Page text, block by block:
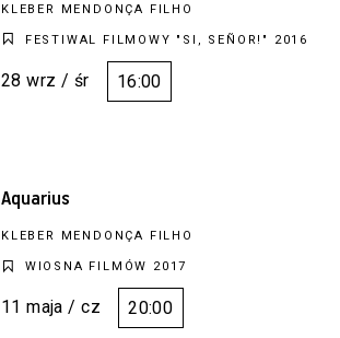
KLEBER MENDONÇA FILHO
FESTIWAL FILMOWY "SI, SEÑOR!" 2016
28 wrz / śr 16:00
Aquarius
KLEBER MENDONÇA FILHO
WIOSNA FILMÓW 2017
11 maja / cz 20:00